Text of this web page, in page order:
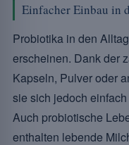
Einfacher Einbau in
Probiotika in den
erscheinen. Dank der
Kapseln, Pulver oder
sie sich jedoch
Auch probiotische
enthalten lebende